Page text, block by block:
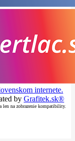
by Grafitek.sk®
len na zobrazenie kompatibility.